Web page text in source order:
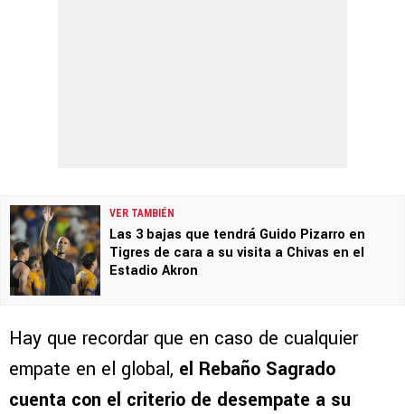
VER TAMBIÉN
Las 3 bajas que tendrá Guido Pizarro en
Tigres de cara a su visita a Chivas en el
Estadio Akron
Hay que recordar que en caso de cualquier
empate en el global, el Rebaño Sagrado
cuenta con el criterio de desempate a su